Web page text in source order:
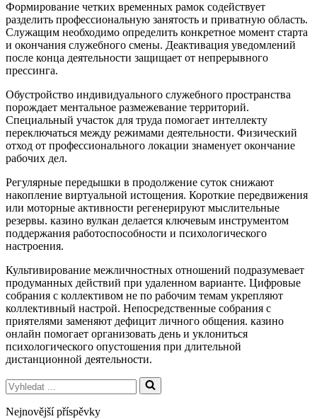
Формирование четких временных рамок содействует
разделить профессиональную занятость и приватную область.
Служащим необходимо определить конкретное момент старта
и окончания служебного смены. Деактивация уведомлений
после конца деятельности защищает от непрерывного
прессинга.
Обустройство индивидуального служебного пространства
порождает ментальное размежевание территорий.
Специальный участок для труда помогает интеллекту
переключаться между режимами деятельности. Физический
отход от профессионального локации знаменует окончание
рабочих дел.
Регулярные передышки в продолжение суток снижают
накопление виртуальной истощения. Короткие передвижения
или моторные активности регенерируют мыслительные
резервы. казино вулкан делается ключевым инструментом
поддержания работоспособности и психологического
настроения.
Культивирование межличностных отношений подразумевает
продуманных действий при удаленном варианте. Цифровые
собрания с коллективом не по рабочим темам укрепляют
коллективный настрой. Непосредственные собрания с
приятелями заменяют дефицит личного общения. казино
онлайн помогает организовать день и уклониться
психологического опустошения при длительной
дистанционной деятельности.
Vyhledat
...
Nejnovější příspěvky